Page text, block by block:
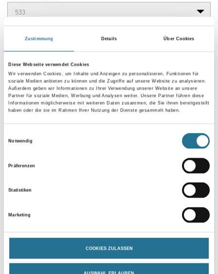
Zustimmung Details Über Cookies
Diese Webseite verwendet Cookies
Wir verwenden Cookies, um Inhalte und Anzeigen zu personalisieren, Funktionen für
soziale Medien anbieten zu können und die Zugriffe auf unsere Website zu analysieren.
Außerdem geben wir Informationen zu Ihrer Verwendung unserer Website an unsere
Partner für soziale Medien, Werbung und Analysen weiter. Unsere Partner führen diese
Informationen möglicherweise mit weiteren Daten zusammen, die Sie ihnen bereitgestellt
haben oder die sie im Rahmen Ihrer Nutzung der Dienste gesammelt haben.
Notwendig
Präferenzen
Statistiken
Marketing
COOKIES ZULASSEN
Körnung
Umrechnungsfaktoren
PRODUKTEIGENSCHAFTEN